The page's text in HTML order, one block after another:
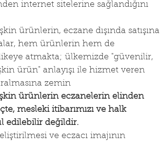
internet sitelerine sağlandığını
ürünlerin, eczane dışında satışına
hem ürünlerin hem de
atmakta; ülkemizde "güvenilir,
ürün" anlayışı ile hizmet veren
zemin
ürünlerin eczanelerin elinden
mesleki itibarımızı ve halk
edilebilir değildir.
ve eczacı imajının